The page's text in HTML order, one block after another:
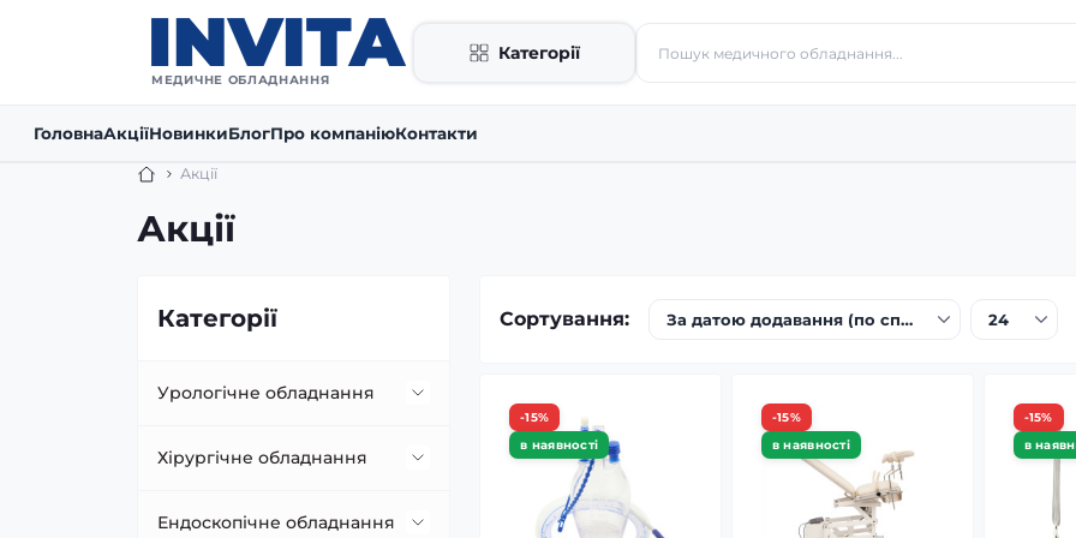
МЕДИЧНЕ ОБЛАДНАННЯ
Категорії
ГоловнаАкціїНовинкиБлогПро компаніюКонтакти
Акції
Акції
Категорії
Урологічне обладнання
Гольмієві лазери
Літотриптори
Хірургічне обладнання
Операційні столи
Ендоскопічне обладнання
Сортування:
-15%
в наявності
-15%
в наявності
-15%
в